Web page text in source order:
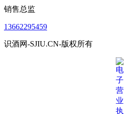
销售总监
13662295459
识酒网-SJIU.CN-版权所有